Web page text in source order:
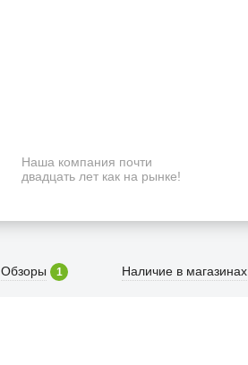
Наша компания почти
двадцать лет как на рынке!
Обзоры 1 Наличие в магазинах